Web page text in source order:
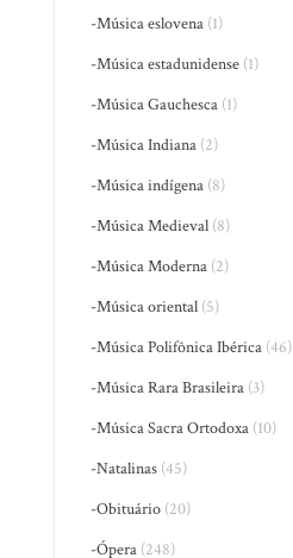
-Música eslovena (1)
-Música estadunidense (1)
-Música Gauchesca (1)
-Música Indiana (2)
-Música indígena (8)
-Música Medieval (8)
-Música Moderna (2)
-Música oriental (5)
-Música Polifônica Ibérica (46)
-Música Rara Brasileira (3)
-Música Sacra Ortodoxa (10)
-Natalinas (45)
-Obituário (20)
-Ópera (248)